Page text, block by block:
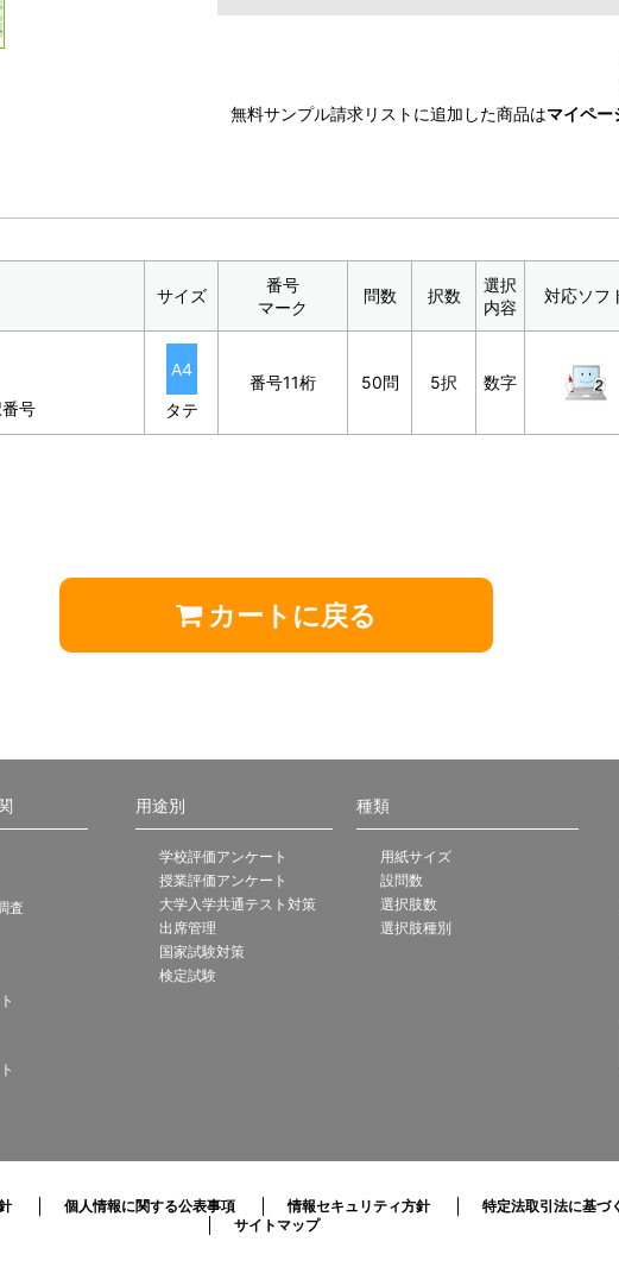
無料サンプル請求リストに追加した商品はマイペー
サイズ
番号
マーク
問数 択数
選択
内容
対応ソフ
号
A4
タテ
番号11桁 50問 5択 数字
カートに戻る
査
用途別
学校評価アンケート
授業評価アンケート
大学入学共通テスト対策
出席管理
国家試験対策
検定試験
種類
用紙サイズ
設問数
選択肢数
選択肢種別
個人情報に関する公表事項 情報セキュリティ方針 特定法取引法に基づ
サイトマップ